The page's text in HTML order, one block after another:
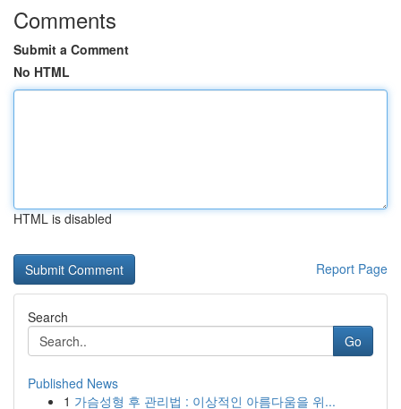
Comments
Submit a Comment
No HTML
HTML is disabled
Report Page
Search
Go
Published News
1 가슴성형 후 관리법 : 이상적인 아름다움을 위...